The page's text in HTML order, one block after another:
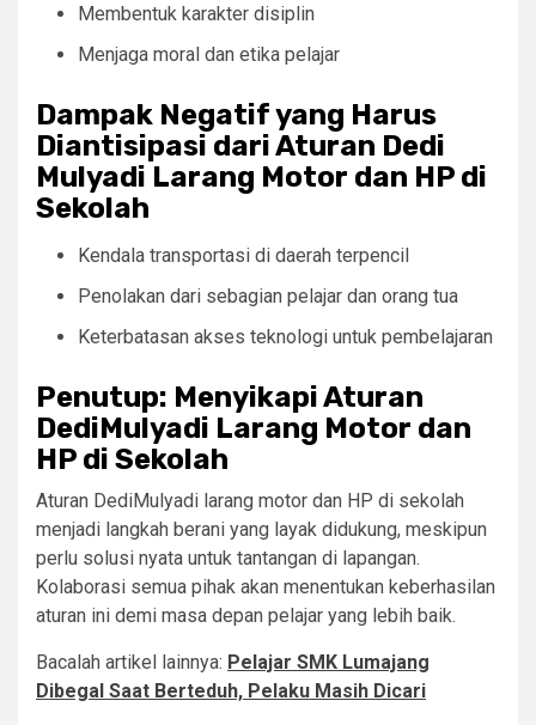
Membentuk karakter disiplin
Menjaga moral dan etika pelajar
Dampak Negatif yang Harus
Diantisipasi dari Aturan Dedi
Mulyadi Larang Motor dan HP di
Sekolah
Kendala transportasi di daerah terpencil
Penolakan dari sebagian pelajar dan orang tua
Keterbatasan akses teknologi untuk pembelajaran
Penutup: Menyikapi Aturan
DediMulyadi Larang Motor dan
HP di Sekolah
Aturan DediMulyadi larang motor dan HP di sekolah
menjadi langkah berani yang layak didukung, meskipun
perlu solusi nyata untuk tantangan di lapangan.
Kolaborasi semua pihak akan menentukan keberhasilan
aturan ini demi masa depan pelajar yang lebih baik.
Bacalah artikel lainnya: Pelajar SMK Lumajang
Dibegal Saat Berteduh, Pelaku Masih Dicari